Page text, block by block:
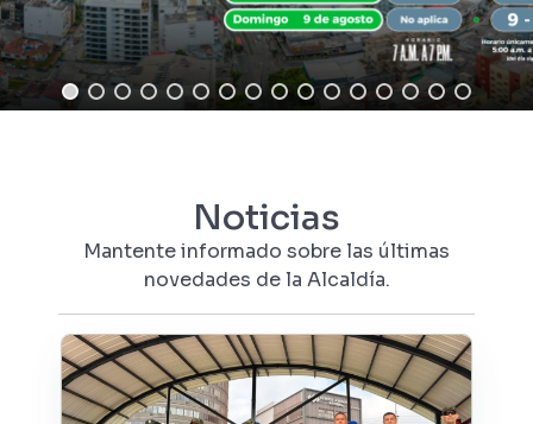
Noticias
Mantente informado sobre las últimas
novedades de la Alcaldía.